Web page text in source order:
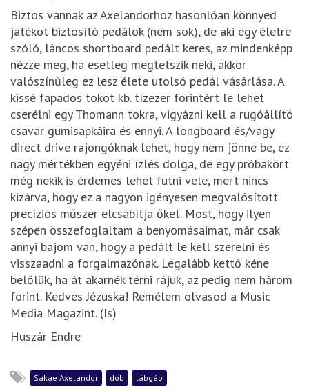
Biztos vannak az Axelandorhoz hasonlóan könnyed
játékot biztosító pedálok (nem sok), de aki egy életre
szóló, láncos shortboard pedált keres, az mindenképp
nézze meg, ha esetleg megtetszik neki, akkor
valószínűleg ez lesz élete utolsó pedál vásárlása. A
kissé fapados tokot kb. tízezer forintért le lehet
cserélni egy Thomann tokra, vigyázni kell a rugóállító
csavar gumisapkáira és ennyi. A longboard és/vagy
direct drive rajongóknak lehet, hogy nem jönne be, ez
nagy mértékben egyéni ízlés dolga, de egy próbakört
még nekik is érdemes lehet futni vele, mert nincs
kizárva, hogy ez a nagyon igényesen megvalósított
precíziós műszer elcsábítja őket. Most, hogy ilyen
szépen összefoglaltam a benyomásaimat, már csak
annyi bajom van, hogy a pedált le kell szerelni és
visszaadni a forgalmazónak. Legalább kettő kéne
belőlük, ha át akarnék térni rájuk, az pedig nem három
forint. Kedves Jézuska! Remélem olvasod a Music
Media Magazint. (Is)
Huszár Endre
Sakae Axelandor dob lábgép